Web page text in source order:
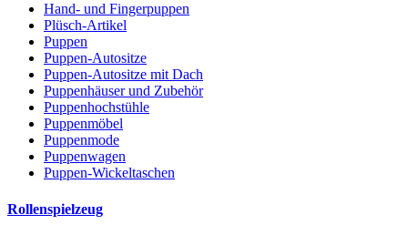
Hand- und Fingerpuppen
Plüsch-Artikel
Puppen
Puppen-Autositze
Puppen-Autositze mit Dach
Puppenhäuser und Zubehör
Puppenhochstühle
Puppenmöbel
Puppenmode
Puppenwagen
Puppen-Wickeltaschen
Rollenspielzeug